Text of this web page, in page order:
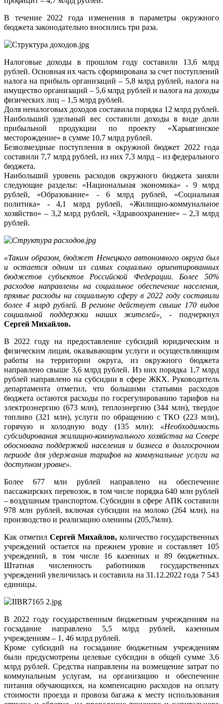
В течение 2022 года изменения в параметры окружного
бюджета законодательно вносились три раза.
Налоговые доходы в прошлом году составили 13,6 млрд
рублей. Основная их часть сформирована за счет поступлений
налога на прибыль организаций – 5,8 млрд рублей, налога на
имущество организаций – 5,6 млрд рублей и налога на доходы
физических лиц – 1,5 млрд рублей.
Доля неналоговых доходов составила порядка 12 млрд рублей.
Наибольший удельный вес составили доходы в виде доли
прибыльной продукции по проекту «Харьягинское
месторождение» в сумме 10,7 млрд рублей.
Безвозмездные поступления в окружной бюджет 2022 года
составили 7,7 млрд рублей, из них 7,3 млрд – из федерального
бюджета.
Наибольший уровень расходов окружного бюджета заняли
следующие разделы: «Национальная экономика» - 9 млрд
рублей, «Образование» - 6 млрд рублей, «Социальная
политика» - 4,1 млрд рублей, «Жилищно-коммунальное
хозяйство» – 3,2 млрд рублей, «Здравоохранение» – 2,3 млрд
рублей.
«Таким образом, бюджет Ненецкого автономного округа был
и остается одним из самых социально ориентированных
бюджетов субъектов Российской Федерации. Более 50%
расходов направлены на социальное обеспечение населения,
прямые расходы на социальную сферу в 2022 году составили
более 4 млрд рублей. В регионе действует свыше 170 видов
социальной поддержки наших жителей»,- подчеркнул
Сергей Михайлов.
В 2022 году на предоставление субсидий юридическим и
физическим лицам, оказывающим услуги и осуществляющим
работы на территории округа, из окружного бюджета
направлено свыше 3,6 млрд рублей. Из них порядка 1,7 млрд
рублей направлено на субсидии в сфере ЖКХ. Руководитель
департамента отметил, что большими статьями расходов
бюджета остаются расходы по госрегулированию тарифов на
электроэнергию (673 млн), теплоэнергию (344 млн), твердое
топливо (321 млн), услуги по обращению с ТКО (223 млн),
горячую и холодную воду (135 млн): «Необходимость
субсидирования жилищно-коммунального хозяйства на Севере
обоснована поддержкой населения и бизнеса в долгосрочном
периоде для удержания тарифов на коммунальные услуги на
доступном уровне».
Более 677 млн рублей направлено на обеспечение
пассажирских перевозок, в том числе порядка 640 млн рублей
– воздушным транспортом. Субсидии в сфере АПК составили
978 млн рублей, включая субсидии на молоко (264 млн), на
производство и реализацию оленины (205,7млн).
Как отметил Сергей Михайлов, количество государственных
учреждений остается на прежнем уровне и составляет 105
учреждений, в том числе 16 казенных и 89 бюджетных.
Штатная численность работников государственных
учреждений увеличилась и составила на 31.12.2022 года 7 543
единицы.
В 2022 году государственным бюджетным учреждениям на
госзадание направлено 5,5 млрд рублей, казенным
учреждениям – 1, 46 млрд рублей.
Кроме субсидий на госзадание бюджетным учреждениям
были предусмотрены целевые субсидии в общей сумме 3,6
млрд рублей. Средства направлены на возмещение затрат по
коммунальным услугам, на организацию и обеспечение
питания обучающихся, на компенсацию расходов на оплату
стоимости проезда и провоза багажа к месту использования